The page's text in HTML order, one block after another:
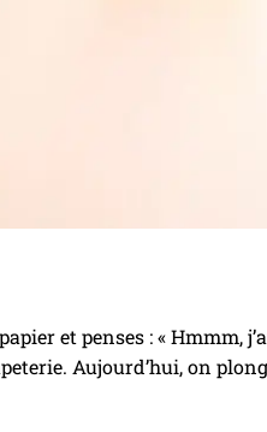
et penses : « Hmmm,
Aujourd’hui, on